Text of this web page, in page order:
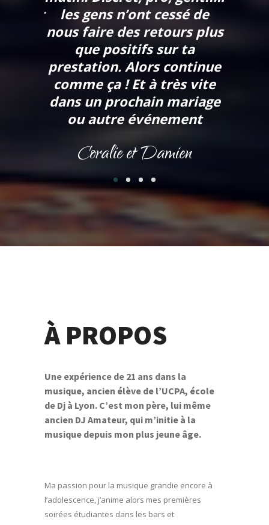
les gens n’ont cessé de
nous faire des retours plus
que positifs sur ta
prestation. Alors continue
comme ça ! Et à très vite
dans un prochain mariage
ou autre événement
Coralie et Damien
À PROPOS
Une expérience de 21 ans dans la
musique, ancien élève de l’UCPA, école
de Dj à Lyon. C’est mon père, lui même
ancien DJ Amateur, qui m’initie à la
musique depuis mon plus jeune âge.
Ma passion pour la musique grandie encore à
l’adolescence, j’anime alors mes premières
soirées étudiantes dans les bars et